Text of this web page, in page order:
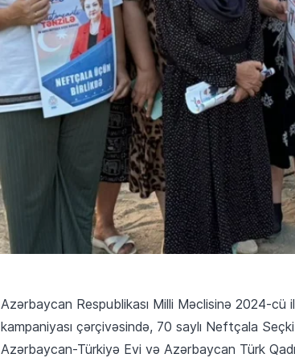
Azərbaycan Respublikası Milli Məclisinə 2024-
kampaniyası çərçivəsində, 70 saylı Neftçala
Azərbaycan-Türkiyə Evi və Azərbaycan Türk